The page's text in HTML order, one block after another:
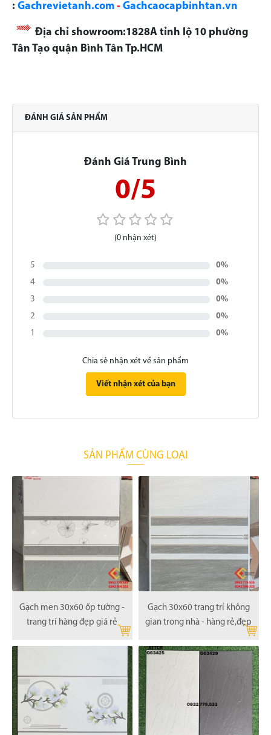
: Gachrevietanh.com - Gachcaocapbinhtan.vn
Địa chỉ showroom:1828A tỉnh lộ 10 phường
Tân Tạo quận Bình Tân Tp.HCM
ĐÁNH GIÁ SẢN PHẨM
Đánh Giá Trung Bình
0/5
(0 nhận xét)
5
0%
4
0%
3
0%
2
0%
1
0%
Chia sẻ nhận xét về sản phẩm
Viết nhận xét của bạn
SẢN PHẨM CÙNG LOẠI
Gạch men 30x60 ốp tường -
trang trí hàng đẹp giá rẻ
Gạch 30x60 trang trí không
gian trong nhà - hàng rẻ,đẹp